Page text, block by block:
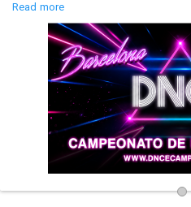
PRO DIVISION A
PRO DIVISION B
SEAS EL TIPO DE GRUPO QUE SEAS
ESPECIALMENTE DISEÑADA PARA TI
📍 No te pierdas la11ª ediciónen el
Nord (L’HOSPITALET DE
🌐 Toda la info en:
Read more